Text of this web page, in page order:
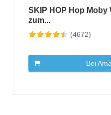
SKIP HOP Hop Moby
zum...
(4672)
Bei